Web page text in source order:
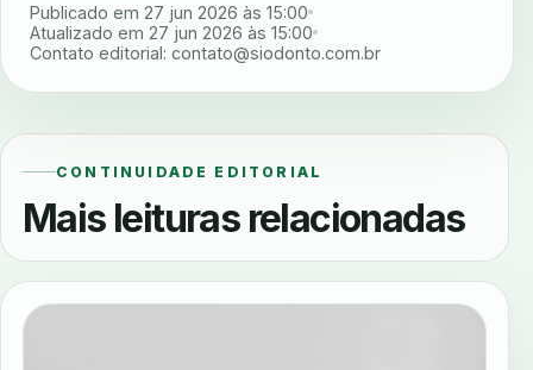
Publicado em 27 jun 2026 às 15:00
Atualizado em 27 jun 2026 às 15:00
Contato editorial: contato@siodonto.com.br
CONTINUIDADE EDITORIAL
Mais leituras relacionadas